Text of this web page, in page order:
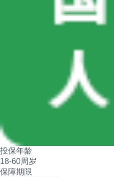
投保年龄
18-60周岁
保障期限